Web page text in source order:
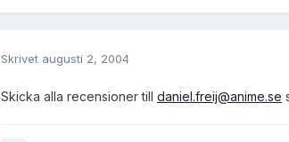
Skrivet augusti 2, 2004
Skicka alla recensioner till daniel.freij@anime.se